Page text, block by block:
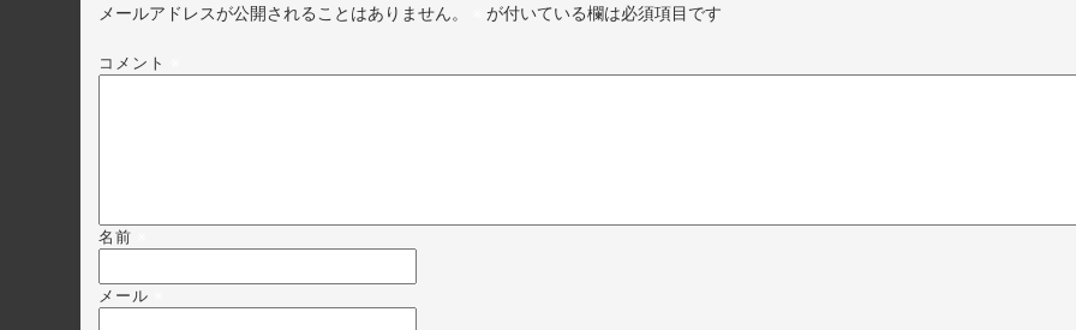
メールアドレスが公開されることはありません。 が付いている欄は必須項目です
コメント
名前
メール